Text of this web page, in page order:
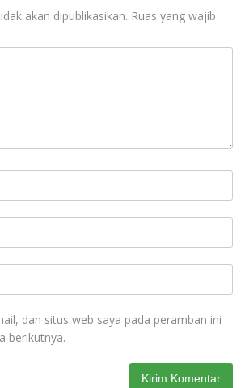
akan dipublikasikan. Ruas yang wajib
dan situs web saya pada peramban ini
berikutnya.